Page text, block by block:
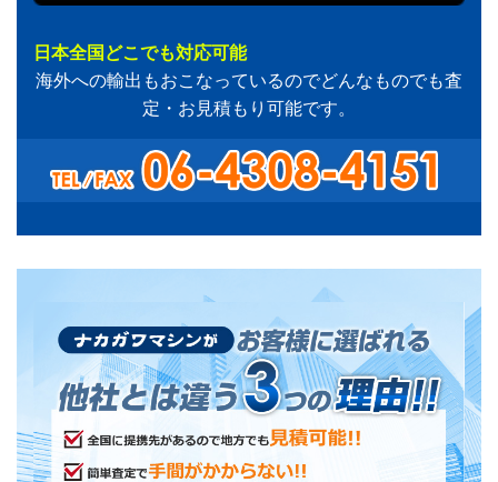
日本全国どこでも対応可能
海外への輸出もおこなっているのでどんなものでも査
定・お見積もり可能です。